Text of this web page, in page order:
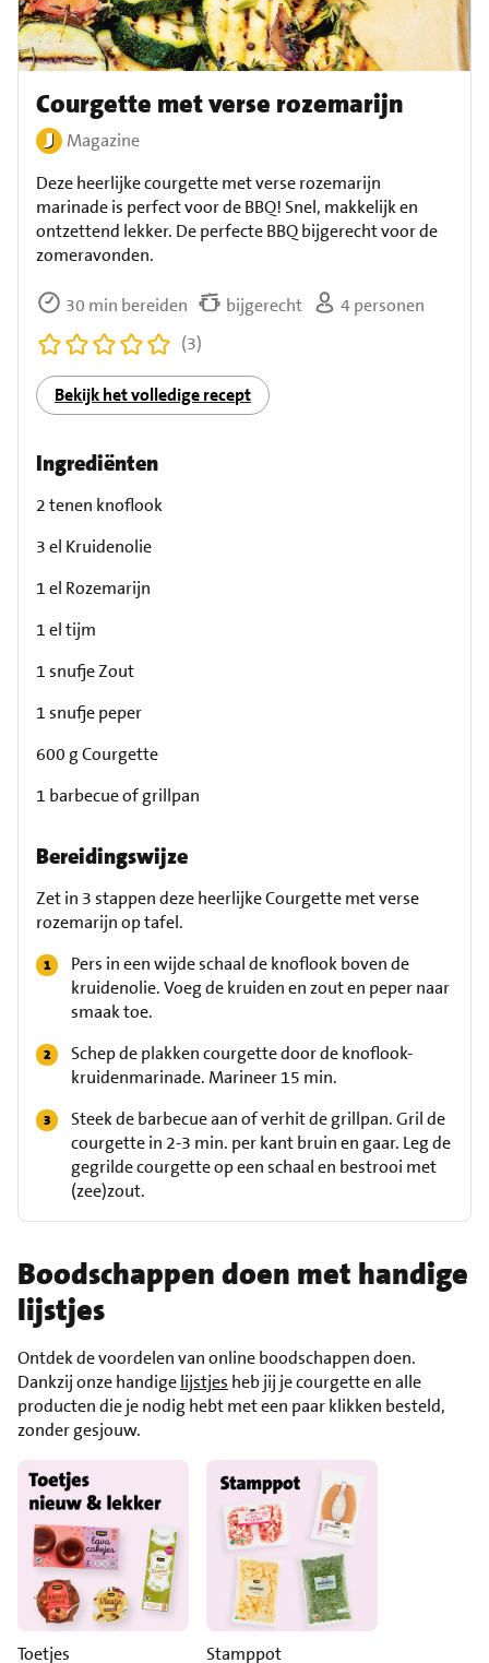
Courgette met verse rozemarijn
Magazine
Deze heerlijke courgette met verse rozemarijn
marinade is perfect voor de BBQ! Snel, makkelijk en
ontzettend lekker. De perfecte BBQ bijgerecht voor de
zomeravonden.
30 min bereiden bijgerecht
4 personen
(3)
Bekijk het volledige recept
Ingrediënten
2 tenen knoflook
3 el Kruidenolie
1 el Rozemarijn
1 el tijm
1 snufje Zout
1 snufje peper
600 g Courgette
1 barbecue of grillpan
Bereidingswijze
Zet in 3 stappen deze heerlijke Courgette met verse
rozemarijn op tafel.
Pers in een wijde schaal de knoflook boven de
kruidenolie. Voeg de kruiden en zout en peper naar
smaak toe.
Schep de plakken courgette door de knoflook-
kruidenmarinade. Marineer 15 min.
Steek de barbecue aan of verhit de grillpan. Gril de
courgette in 2-3 min. per kant bruin en gaar. Leg de
gegrilde courgette op een schaal en bestrooi met
(zee)zout.
Boodschappen doen met handige
lijstjes
Ontdek de voordelen van online boodschappen doen.
Dankzij onze handigelijstjes heb jij je courgette en alle
producten die je nodig hebt met een paar klikken besteld,
zonder gesjouw.
Toetjes Stamppot